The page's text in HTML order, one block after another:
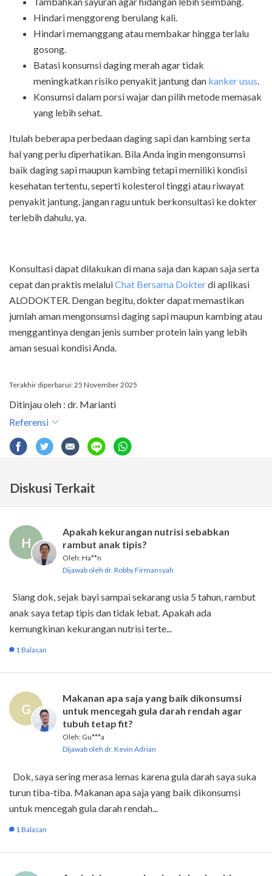
Hindari menggoreng berulang kali.
Hindari memanggang atau membakar hingga terlalu
gosong.
Batasi konsumsi daging merah agar tidak
meningkatkan risiko penyakit jantung dan kanker usus
Konsumsi dalam porsi wajar dan pilih metode memasak
yang lebih sehat.
Itulah beberapa perbedaan daging sapi dan kambing serta
hal yang perlu diperhatikan. Bila Anda ingin mengonsumsi
baik daging sapi maupun kambing tetapi memiliki kondisi
kesehatan tertentu, seperti kolesterol tinggi atau riwayat
penyakit jantung, jangan ragu untuk berkonsultasi ke dokter
terlebih dahulu, ya.
Konsultasi dapat dilakukan di mana saja dan kapan saja serta
cepat dan praktis melaluiChat Bersama Dokterdi aplikasi
ALODOKTER. Dengan begitu, dokter dapat memastikan
jumlah aman mengonsumsi daging sapi maupun kambing atau
menggantinya dengan jenis sumber protein lain yang lebih
aman sesuai kondisi Anda.
Terakhir diperbarui: 25 November 2025